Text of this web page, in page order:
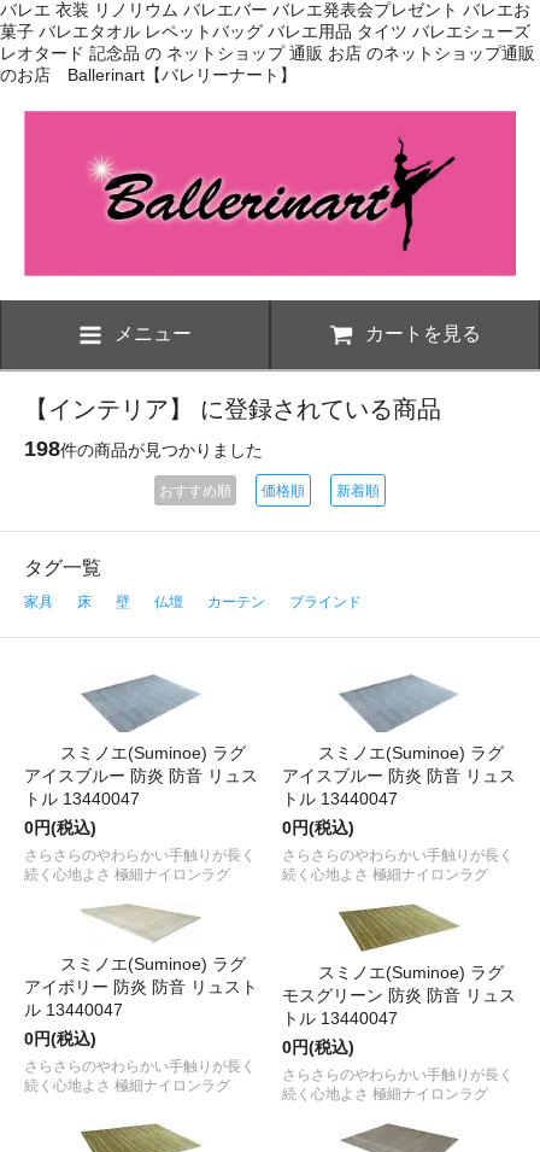
バレエ 衣装 リノリウム バレエバー バレエ発表会プレゼント バレエお
菓子 バレエタオル レペットバッグ バレエ用品 タイツ バレエシューズ
レオタード 記念品 の ネットショップ 通販 お店 のネットショップ通販
のお店 Ballerinart【バレリーナート】
メニュー カートを見る
【インテリア】 に登録されている商品
198件の商品が見つかりました
おすすめ順 価格順 新着順
タグ一覧
家具 床 壁 仏壇 カーテン ブラインド
スミノエ(Suminoe) ラグ
アイスブルー 防炎 防音 リュス
トル 13440047
0円(税込)
さらさらのやわらかい手触りが長く
続く心地よさ 極細ナイロンラグ
スミノエ(Suminoe) ラグ
アイスブルー 防炎 防音 リュス
トル 13440047
0円(税込)
さらさらのやわらかい手触りが長く
続く心地よさ 極細ナイロンラグ
スミノエ(Suminoe) ラグ
アイボリー 防炎 防音 リュスト
ル 13440047
0円(税込)
さらさらのやわらかい手触りが長く
続く心地よさ 極細ナイロンラグ
スミノエ(Suminoe) ラグ
モスグリーン 防炎 防音 リュス
トル 13440047
0円(税込)
さらさらのやわらかい手触りが長く
続く心地よさ 極細ナイロンラグ